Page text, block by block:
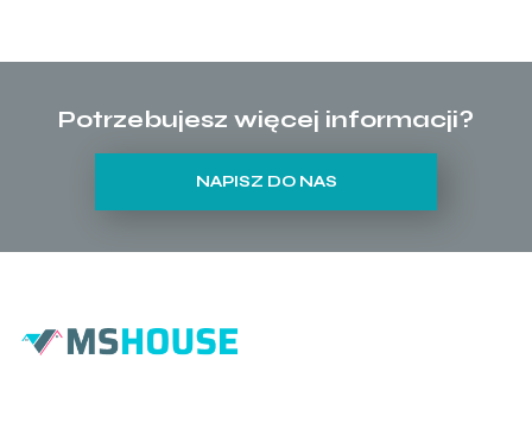
Potrzebujesz więcej informacji?
NAPISZ DO NAS